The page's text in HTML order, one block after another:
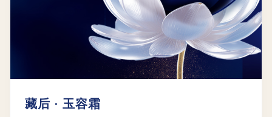
藏后 · 玉容霜